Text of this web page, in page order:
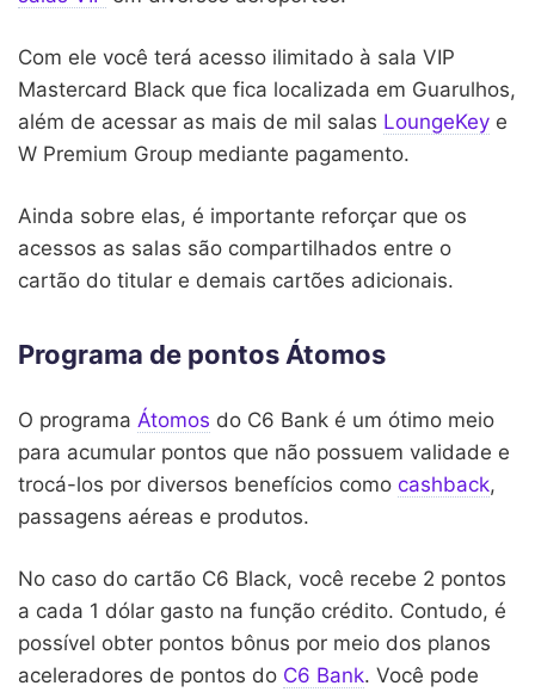
Com ele você terá acesso ilimitado à sala VIP
Mastercard Black que fica localizada em Guarulhos,
além de acessar as mais de mil salas LoungeKey e
W Premium Group mediante pagamento.
Ainda sobre elas, é importante reforçar que os
acessos as salas são compartilhados entre o
cartão do titular e demais cartões adicionais.
Programa de pontos Átomos
O programa Átomos do C6 Bank é um ótimo meio
para acumular pontos que não possuem validade e
trocá-los por diversos benefícios como cashback,
passagens aéreas e produtos.
No caso do cartão C6 Black, você recebe 2 pontos
a cada 1 dólar gasto na função crédito. Contudo, é
possível obter pontos bônus por meio dos planos
aceleradores de pontos do C6 Bank. Você pode